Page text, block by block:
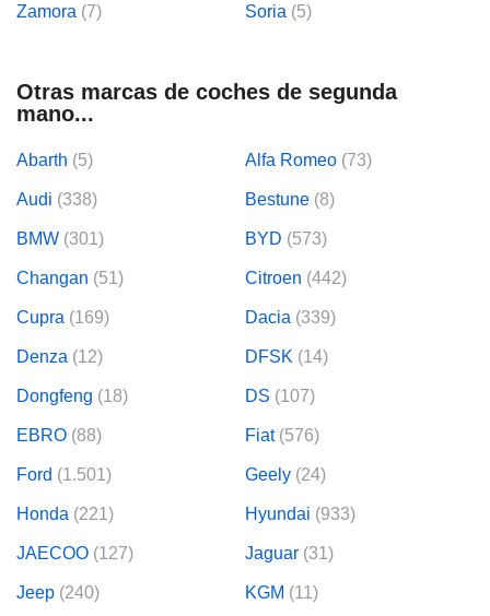
Zamora (7) Soria (5)
Otras marcas de coches de segunda
mano...
Abarth (5) Alfa Romeo (73)
Audi (338) Bestune (8)
BMW (301) BYD (573)
Changan (51) Citroen (442)
Cupra (169) Dacia (339)
Denza (12) DFSK (14)
Dongfeng (18) DS (107)
EBRO (88) Fiat(576)
Ford (1.501) Geely (24)
Honda (221) Hyundai (933)
JAECOO (127) Jaguar (31)
Jeep (240) KGM (11)